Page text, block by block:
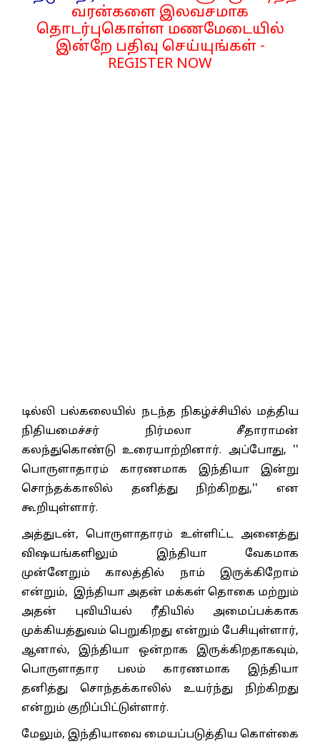
வரன்களை இலவசமாக
தொடர்புகொள்ள மணமேடையில்
இன்றே பதிவு செய்யுங்கள் -
REGISTER NOW
டில்லி பல்கலையில் நடந்த நிகழ்ச்சியில் மத்திய
நிதியமைச்சர் நிர்மலா சீதாராமன்
கலந்துகொண்டு உரையாற்றினார். அப்போது, ''
பொருளாதாரம் காரணமாக இந்தியா இன்று
சொந்தக்காலில் தனித்து நிற்கிறது,'' என
கூறியுள்ளார்.
அத்துடன், பொருளாதாரம் உள்ளிட்ட அனைத்து
விஷயங்களிலும் இந்தியா வேகமாக
முன்னேறும் காலத்தில் நாம் இருக்கிறோம்
என்றும், இந்தியா அதன் மக்கள் தொகை மற்றும்
அதன் புவியியல் ரீதியில் அமைப்பக்காக
முக்கியத்துவம் பெறுகிறது என்றும் பேசியுள்ளார்,
ஆனால், இந்தியா ஒன்றாக இருக்கிறதாகவும்,
பொருளாதார பலம் காரணமாக இந்தியா
தனித்து சொந்தக்காலில் உயர்ந்து நிற்கிறது
என்றும் குறிப்பிட்டுள்ளார்.
மேலும், இந்தியாவை மையப்படுத்திய கொள்கை